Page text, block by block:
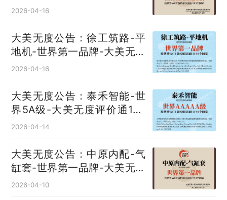
国
2026-04-16
大美无度公告：徐工筑路-平
地机‌-世界第一品牌-大美无度
评价通193国
2026-04-16
大美无度公告：泰禾智能-世
界5A级-大美无度评价通193
国
2026-04-14
大美无度公告：中原内配-气
缸套‌-世界第一品牌-大美无度
评价通193国
2026-04-10